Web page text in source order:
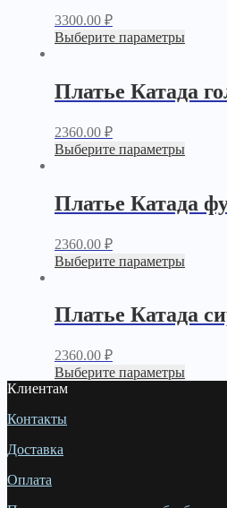
3300.00 ₽
Выберите параметры
Платье Катада
2360.00 ₽
Выберите параметры
Платье Катада
2360.00 ₽
Выберите параметры
Платье Катада
2360.00 ₽
Выберите параметры
Клиентам
Контакты
Доставка
Оплата